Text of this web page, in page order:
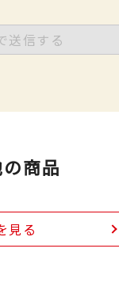
送信する
商品
見る